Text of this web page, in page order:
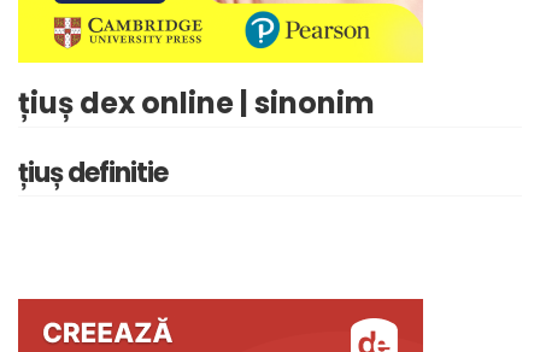
țiuș dex online | sinonim
țiuș definitie